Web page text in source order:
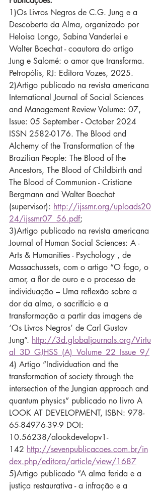
1)Os Livros Negros de C.G. Jung e a
Descoberta da Alma, organizado por
Heloisa Longo, Sabina Vanderlei e
Walter Boechat - coautora do artigo
Jung e Salomé: o amor que transforma.
Petropólis, RJ: Editora Vozes, 2025.
2)Artigo publicado na revista americana
International Journal of Social Sciences
and Management Review Volume: 07,
Issue: 05 September - October 2024
ISSN 2582-0176. The Blood and
Alchemy of the Transformation of the
Brazilian People: The Blood of the
Ancestors, The Blood of Childbirth and
The Blood of Communion - Cristiane
Bergmann and Walter Boechat
(supervisor): http://ijssmr.org/uploads20
24/ijssmr07_56.pdf;
3)Artigo publicado na revista americana
Journal of Human Social Sciences: A -
Arts & Humanities - Psychology , de
Massachussets, com o artigo “O fogo, o
amor, a flor de ouro e o processo de
individuação – Uma reflexão sobre a
dor da alma, o sacrifício e a
transformação a partir das imagens de
‘Os Livros Negros’ de Carl Gustav
Jung”. http://3d.globaljournals.org/Virtu
al_3D_GJHSS_(A)_Volume_22_Issue_9/
4) Artigo “Individuation and the
transformation of society through the
intersection of the Jungian approach and
quantum physics” publicado no livro A
LOOK AT DEVELOPMENT, ISBN: 978-
65-84976-39-9 DOI:
10.56238/alookdevelopv1-
142 http://sevenpublicacoes.com.br/in
dex.php/editora/article/view/1687
5)Artigo publicado “A alma ferida e a
justiça restaurativa - a infração e a